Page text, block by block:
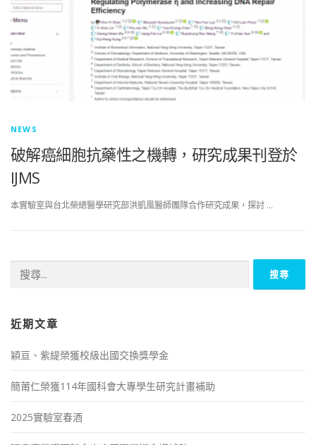
NEWS
破解癌細胞抗藥性之機轉，研究成果刊登於
IJMS
本實驗室與台北榮總醫學研究部洪凱風醫師團隊合作研究成果，探討 …
字:
近期文章
穎亘、紫緹榮獲校級出國交換獎學金
簡莆仁榮獲114年國科會大專學生研究計畫補助
2025實驗室春酒